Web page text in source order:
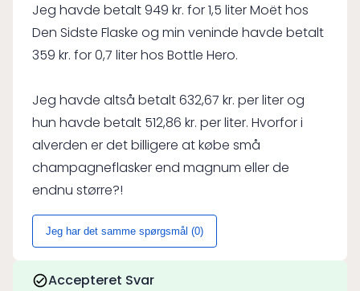
Jeg havde betalt 949 kr. for 1,5 liter Moët hos
Den Sidste Flaske og min veninde havde betalt
359 kr. for 0,7 liter hos Bottle Hero.
Jeg havde altså betalt 632,67 kr. per liter og
hun havde betalt 512,86 kr. per liter. Hvorfor i
alverden er det billigere at købe små
champagneflasker end magnum eller de
endnu større?!
Jeg har det samme spørgsmål (0)
Accepteret Svar